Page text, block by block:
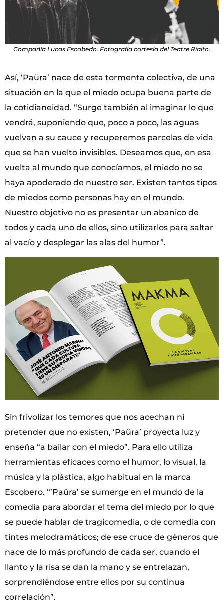
Compañía Lucas Escobedo. Fotografía cortesía del Teatre Rialto.
Así, ‘Paüra’ nace de esta tormenta colectiva, de una
situación en la que el miedo ocupa buena parte de
la cotidianeidad. “Surge también al imaginar lo que
vendrá, suponiendo que, poco a poco, las aguas
vuelvan a su cauce y recuperemos parcelas de vida
que se han vuelto invisibles. Deseamos que, en esa
vuelta al mundo que conocíamos, el miedo no se
haya apoderado de nuestro ser. Existen tantos tipos
de miedos como personas hay en el mundo.
Nuestro objetivo no es presentar un abanico de
todos y cada uno de ellos, sino utilizarlos para saltar
al vacío y desplegar las alas del humor”.
Sin frivolizar los temores que nos acechan ni
pretender que no existen, ‘Paüra’ proyecta luz y
enseña “a bailar con el miedo”. Para ello utiliza
herramientas eficaces como el humor, lo visual, la
música y la plástica, algo habitual en la marca
Escobero. “’Paüra’ se sumerge en el mundo de la
comedia para abordar el tema del miedo por lo que
se puede hablar de tragicomedia, o de comedia con
tintes melodramáticos; de ese cruce de géneros que
nace de lo más profundo de cada ser, cuando el
llanto y la risa se dan la mano y se entrelazan,
sorprendiéndose entre ellos por su continua
correlación”.